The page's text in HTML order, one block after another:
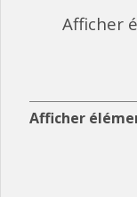
Afficher
Afficher